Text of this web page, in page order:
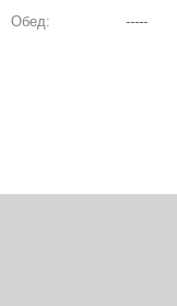
Обед:
-----